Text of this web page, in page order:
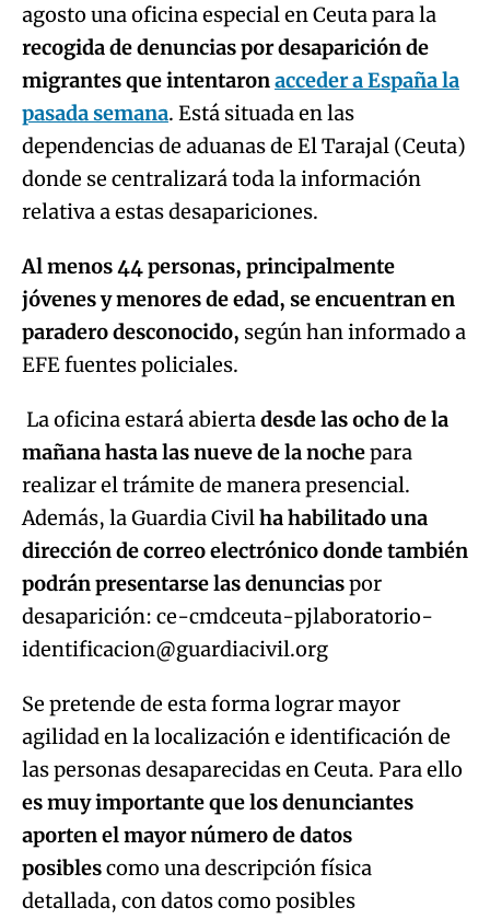
agosto una oficina especial en Ceuta para la
recogida de denuncias por desaparición de
migrantes que intentaronacceder a España la
pasada semana. Está situada en las
dependencias de aduanas de El Tarajal (Ceuta)
donde se centralizará toda la información
relativa a estas desapariciones.
Al menos 44 personas, principalmente
jóvenes y menores de edad, se encuentran en
paradero desconocido, según han informado a
EFE fuentes policiales.
La oficina estará abiertadesde las ocho de la
mañana hasta las nueve de la nochepara
realizar el trámite de manera presencial.
Además, la Guardia Civilha habilitado una
dirección de correo electrónico donde también
podrán presentarse las denunciaspor
desaparición: ce-cmdceuta-pjlaboratorio-
identificacion@guardiacivil.org
Se pretende de esta forma lograr mayor
agilidad en la localización e identificación de
las personas desaparecidas en Ceuta. Para ello
es muy importante que los denunciantes
aporten el mayor número de datos
posiblescomo una descripción física
detallada, con datos como posibles